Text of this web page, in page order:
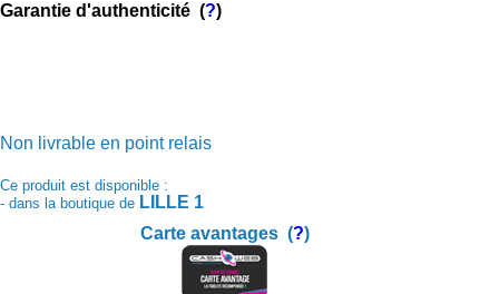
Garantie d'authenticité (?)
Non livrable en point relais
Ce produit est disponible :
- dans la boutique de LILLE 1
Carte avantages (?)